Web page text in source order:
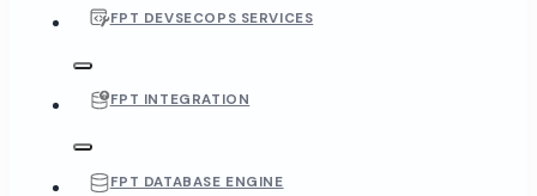
FPT DEVSECOPS SERVICES
FPT INTEGRATION
FPT DATABASE ENGINE